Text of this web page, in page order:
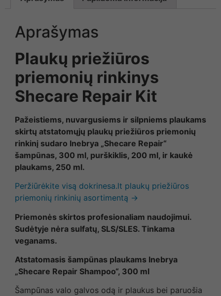
Aprašymas
Plaukų priežiūros
priemonių rinkinys
Shecare Repair Kit
Pažeistiems, nuvargusiems ir silpniems plaukams
skirtų atstatomųjų plaukų priežiūros priemonių
rinkinį sudaro Inebrya „Shecare Repair“
šampūnas, 300 ml, purškiklis, 200 ml, ir kaukė
plaukams, 250 ml.
Peržiūrėkite visą dokrinesa.lt plaukų priežiūros
priemonių rinkinių asortimentą →
Priemonės skirtos profesionaliam naudojimui.
Sudėtyje nėra sulfatų, SLS/SLES. Tinkama
veganams.
Atstatomasis šampūnas plaukams Inebrya
„Shecare Repair Shampoo“, 300 ml
Šampūnas valo galvos odą ir plaukus bei paruošia